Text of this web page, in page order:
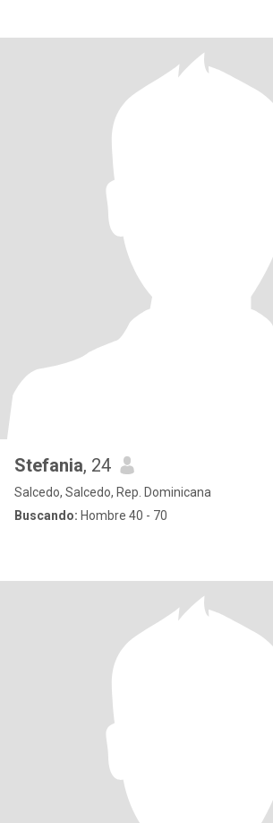
Stefania, 24
Salcedo, Salcedo, Rep. Dominicana
Buscando: Hombre 40 - 70